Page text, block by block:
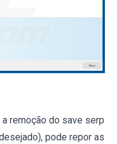
remoção do save serp
pode repor as